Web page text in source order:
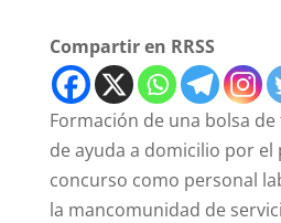
Compartir en RRSS
Formación de una bolsa
de ayuda a domicilio por
concurso como personal
la mancomunidad de